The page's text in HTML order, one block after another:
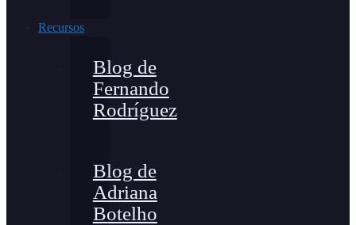
Recursos
Blog de
Fernando
Rodríguez
Blog de
Adriana
Botelho